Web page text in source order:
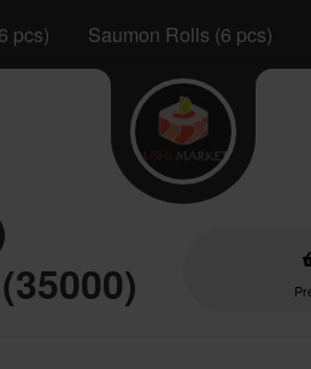
pcs) Saumon Rolls (6 pcs)